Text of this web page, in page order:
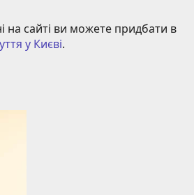
на сайті ви можете придбати в
у Києві.